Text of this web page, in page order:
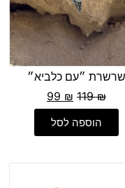
שרשרת ״עם כלביא״
119₪
99₪
הוספה לסל